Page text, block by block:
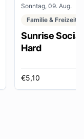
Sonntag, 09. Aug.
Familie & Freizeit
Sunrise
Hard
€5,10